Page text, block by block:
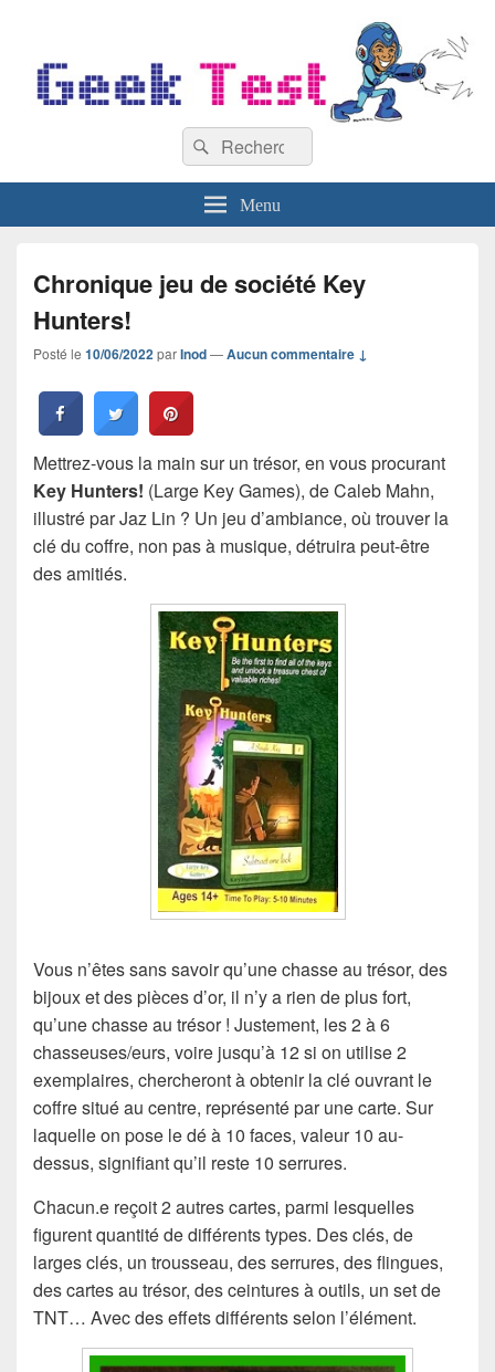
Recherche :
Rechercher
Menu
Chronique jeu de société Key
Hunters!
Posté le 10/06/2022parInod—Aucun commentaire ↓
Mettrez-vous la main sur un trésor, en vous procurant
Key Hunters! (Large Key Games), de Caleb Mahn,
illustré par Jaz Lin ? Un jeu d’ambiance, où trouver la
clé du coffre, non pas à musique, détruira peut-être
des amitiés.
Vous n’êtes sans savoir qu’une chasse au trésor, des
bijoux et des pièces d’or, il n’y a rien de plus fort,
qu’une chasse au trésor ! Justement, les 2 à 6
chasseuses/eurs, voire jusqu’à 12 si on utilise 2
exemplaires, chercheront à obtenir la clé ouvrant le
coffre situé au centre, représenté par une carte. Sur
laquelle on pose le dé à 10 faces, valeur 10 au-
dessus, signifiant qu’il reste 10 serrures.
Chacun.e reçoit 2 autres cartes, parmi lesquelles
figurent quantité de différents types. Des clés, de
larges clés, un trousseau, des serrures, des flingues,
des cartes au trésor, des ceintures à outils, un set de
TNT… Avec des effets différents selon l’élément.